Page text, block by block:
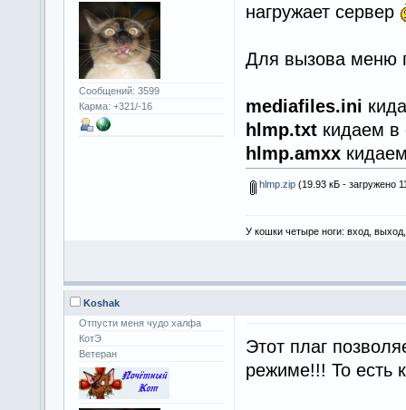
Сообщений: 3599
Карма: +321/-16
нагружает сервер
Для вызова меню
mediafiles.ini
hlmp.txtкидаем в
hlmp.amxx
hlmp.zip(19.93 кБ - загружено
У кошки четыре ноги: вход,
Koshak
Отпусти меня чудо халфа
КотЭ
Ветеран
Этот плаг
режиме!!! То есть